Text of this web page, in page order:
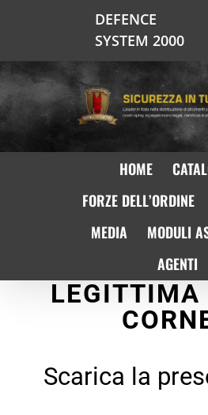
DEFENCE
SYSTEM 2000
HOME
FORZE DELL’ORDINE
MEDIA
MODULI
AGENTI
LEGITTIMA
Scarica la